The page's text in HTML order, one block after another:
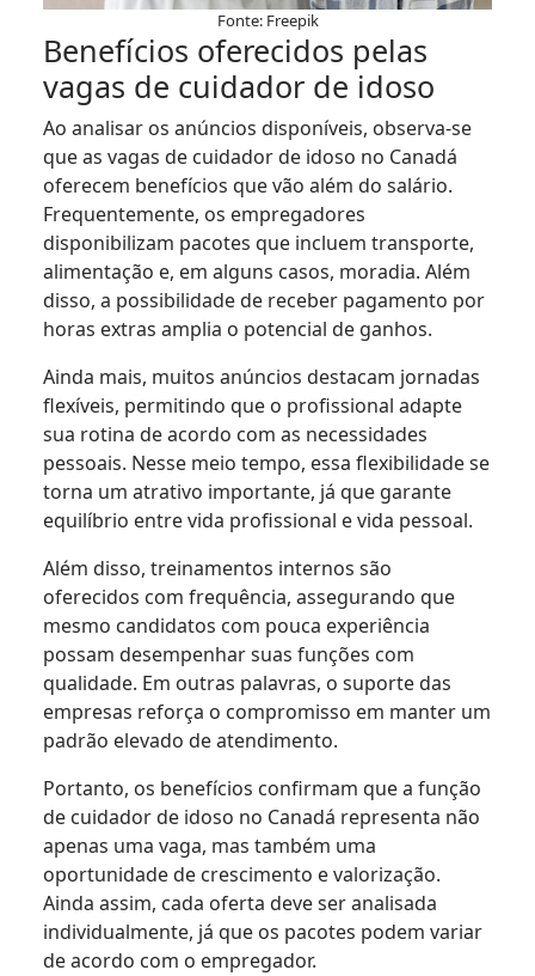
Fonte: Freepik
Benefícios oferecidos pelas
vagas de cuidador de idoso
Ao analisar os anúncios disponíveis, observa-se
que as vagas de cuidador de idoso no Canadá
oferecem benefícios que vão além do salário.
Frequentemente, os empregadores
disponibilizam pacotes que incluem transporte,
alimentação e, em alguns casos, moradia. Além
disso, a possibilidade de receber pagamento por
horas extras amplia o potencial de ganhos.
Ainda mais, muitos anúncios destacam jornadas
flexíveis, permitindo que o profissional adapte
sua rotina de acordo com as necessidades
pessoais. Nesse meio tempo, essa flexibilidade se
torna um atrativo importante, já que garante
equilíbrio entre vida profissional e vida pessoal.
Além disso, treinamentos internos são
oferecidos com frequência, assegurando que
mesmo candidatos com pouca experiência
possam desempenhar suas funções com
qualidade. Em outras palavras, o suporte das
empresas reforça o compromisso em manter um
padrão elevado de atendimento.
Portanto, os benefícios confirmam que a função
de cuidador de idoso no Canadá representa não
apenas uma vaga, mas também uma
oportunidade de crescimento e valorização.
Ainda assim, cada oferta deve ser analisada
individualmente, já que os pacotes podem variar
de acordo com o empregador.